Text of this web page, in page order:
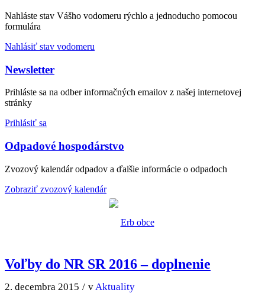
Nahláste stav Vášho vodomeru rýchlo a jednoducho pomocou
formulára
Nahlásiť stav vodomeru
Newsletter
Prihláste sa na odber informačných emailov z našej internetovej
stránky
Prihlásiť sa
Odpadové hospodárstvo
Zvozový kalendár odpadov a ďalšie informácie o odpadoch
Zobraziť zvozový kalendár
Voľby do NR SR 2016 – doplnenie
2. decembra 2015 / vAktuality